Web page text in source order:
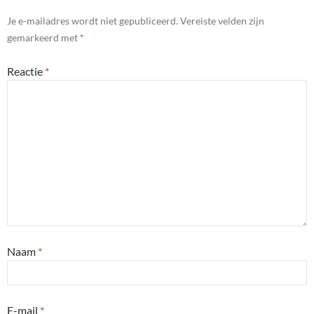
Je e-mailadres wordt niet gepubliceerd. Vereiste velden zijn
gemarkeerd met *
Reactie *
Naam *
E-mail *